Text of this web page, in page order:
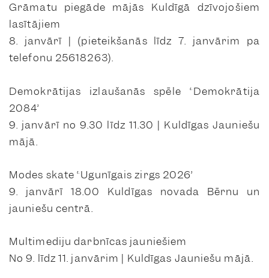
Grāmatu piegāde mājās Kuldīgā dzīvojošiem
lasītājiem
8. janvārī | (pieteikšanās līdz 7. janvārim pa
telefonu 25618263).
Demokrātijas izlaušanās spēle “Demokrātija
2084”
9. janvārī no 9.30 līdz 11.30 | Kuldīgas Jauniešu
mājā.
Modes skate “Ugunīgais zirgs 2026”
9. janvārī 18.00 Kuldīgas novada Bērnu un
jauniešu centrā.
Multimediju darbnīcas jauniešiem
No 9. līdz 11. janvārim | Kuldīgas Jauniešu mājā.